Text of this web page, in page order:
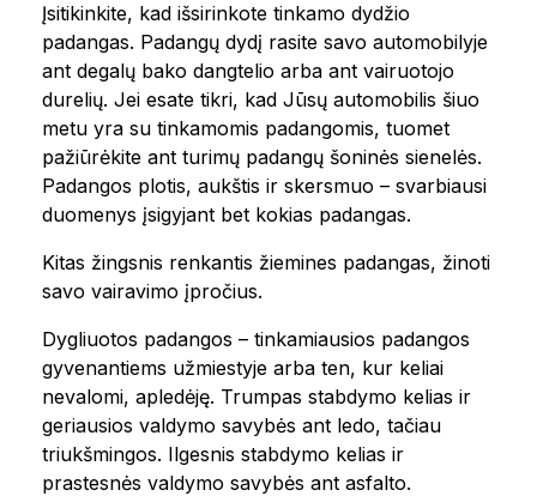
Įsitikinkite, kad išsirinkote tinkamo dydžio
padangas. Padangų dydį rasite savo automobilyje
ant degalų bako dangtelio arba ant vairuotojo
durelių. Jei esate tikri, kad Jūsų automobilis šiuo
metu yra su tinkamomis padangomis, tuomet
pažiūrėkite ant turimų padangų šoninės sienelės.
Padangos plotis, aukštis ir skersmuo – svarbiausi
duomenys įsigyjant bet kokias padangas.
Kitas žingsnis renkantis žiemines padangas, žinoti
savo vairavimo įpročius.
Dygliuotos padangos – tinkamiausios padangos
gyvenantiems užmiestyje arba ten, kur keliai
nevalomi, apledėję. Trumpas stabdymo kelias ir
geriausios valdymo savybės ant ledo, tačiau
triukšmingos. Ilgesnis stabdymo kelias ir
prastesnės valdymo savybės ant asfalto.